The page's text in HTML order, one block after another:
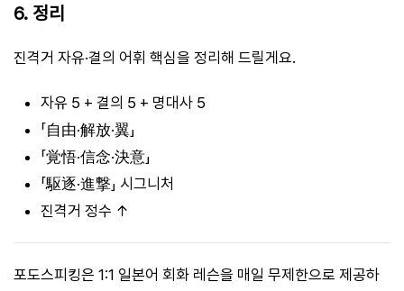
6. 정리
진격거 자유·결의 어휘 핵심을 정리해 드릴게요.
자유 5 + 결의 5 + 명대사 5
「自由·解放·翼」
「覚悟·信念·決意」
「駆逐·進撃」 시그니처
진격거 정수 ↑
포도스피킹은 1:1 일본어 회화 레슨을 매일 무제한으로 제공하